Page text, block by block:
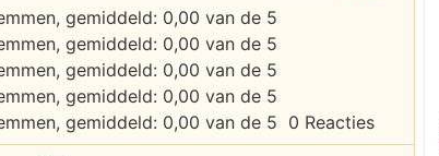
0 Reacties